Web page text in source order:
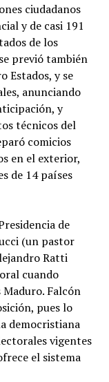
ciudadanos
y de casi 191
de los
previó también
Estados, y se
anunciando
y
técnicos del
comicios
en el exterior,
de 14 países
de
(un pastor
Ratti
cuando
Falcón
pues lo
democristiana
vigentes
el sistema